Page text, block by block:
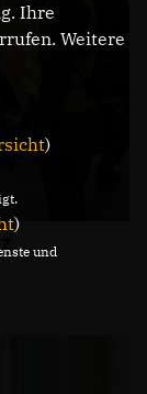
Ihre
Weitere
)
)
und